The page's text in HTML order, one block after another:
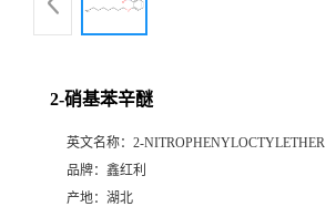
2-硝基苯辛醚
英文名称： 2-NITROPHENYLOCTYLETHER
品牌： 鑫红利
产地： 湖北